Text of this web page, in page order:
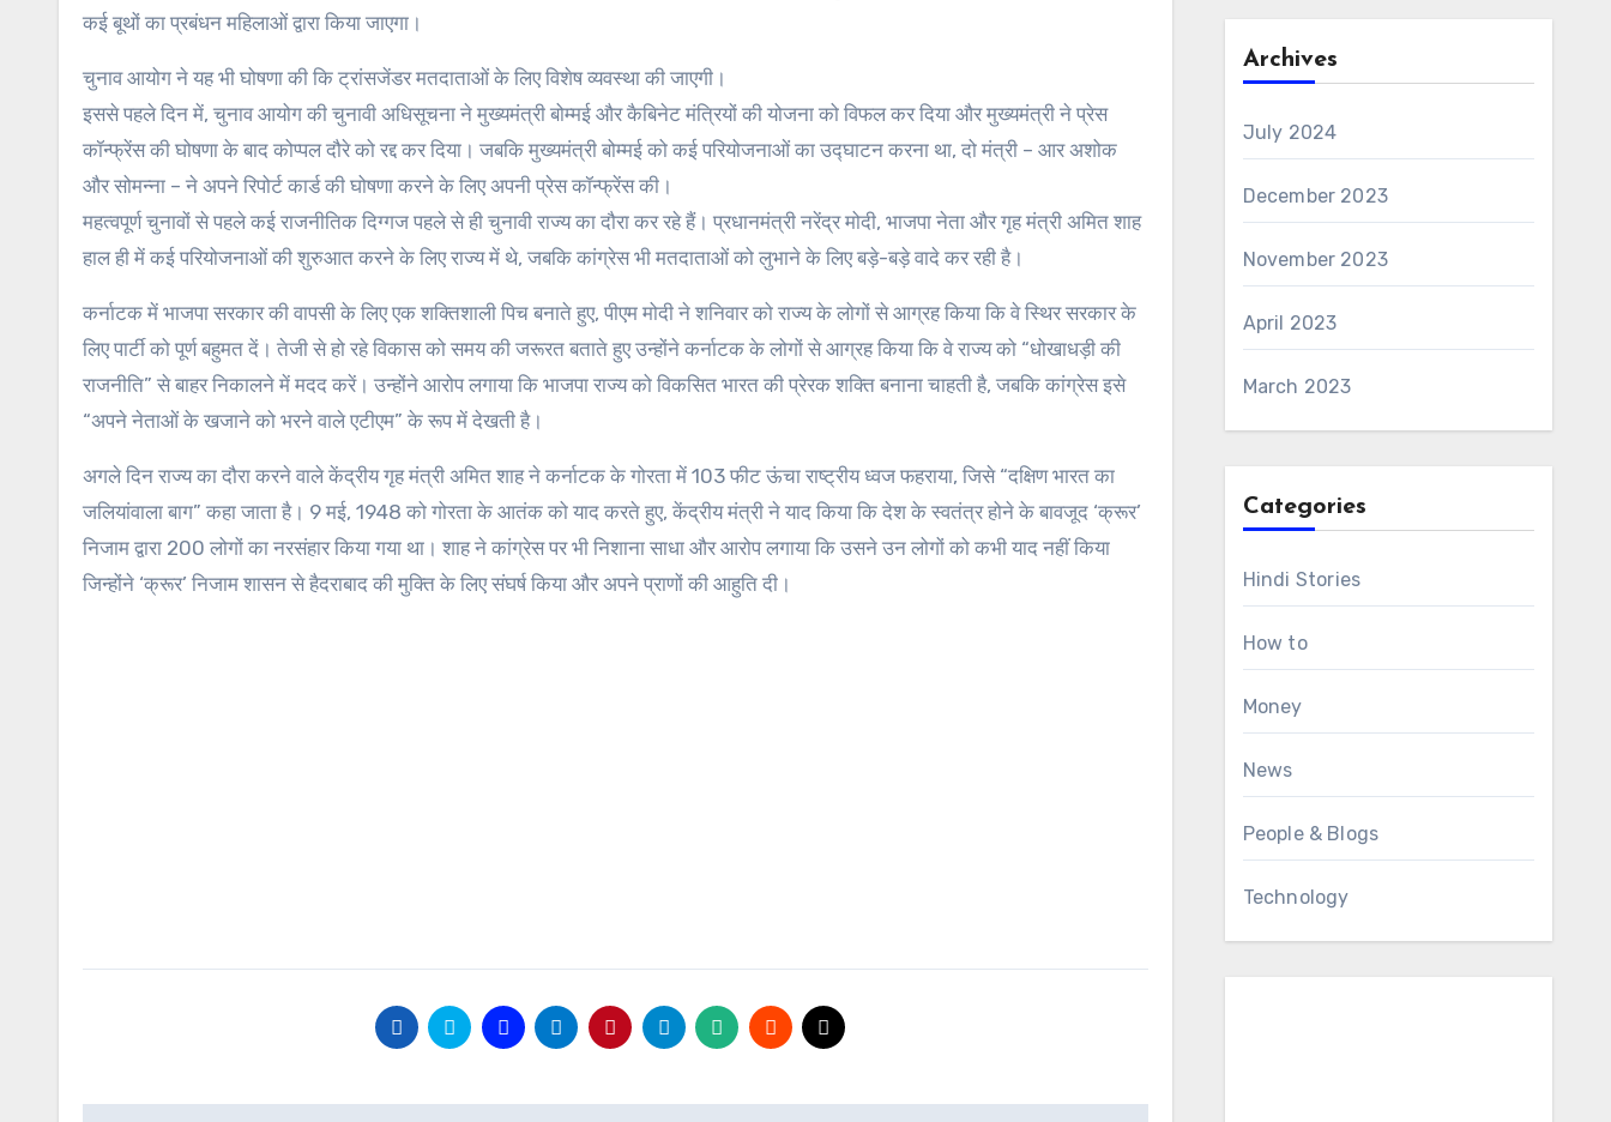
कई बूथों का प्रबंधन महिलाओं द्वारा किया जाएगा।
चुनाव आयोग ने यह भी घोषणा की कि ट्रांसजेंडर मतदाताओं के लिए विशेष व्यवस्था की जाएगी।
इससे पहले दिन में, चुनाव आयोग की चुनावी अधिसूचना ने मुख्यमंत्री बोम्मई और कैबिनेट मंत्रियों की योजना को विफल कर दिया और मुख्यमंत्री ने प्रेस
कॉन्फ्रेंस की घोषणा के बाद कोप्पल दौरे को रद्द कर दिया। जबकि मुख्यमंत्री बोम्मई को कई परियोजनाओं का उद्घाटन करना था, दो मंत्री – आर अशोक
और सोमन्ना – ने अपने रिपोर्ट कार्ड की घोषणा करने के लिए अपनी प्रेस कॉन्फ्रेंस की।
महत्वपूर्ण चुनावों से पहले कई राजनीतिक दिग्गज पहले से ही चुनावी राज्य का दौरा कर रहे हैं। प्रधानमंत्री नरेंद्र मोदी, भाजपा नेता और गृह मंत्री अमित शाह
हाल ही में कई परियोजनाओं की शुरुआत करने के लिए राज्य में थे, जबकि कांग्रेस भी मतदाताओं को लुभाने के लिए बड़े-बड़े वादे कर रही है।
कर्नाटक में भाजपा सरकार की वापसी के लिए एक शक्तिशाली पिच बनाते हुए, पीएम मोदी ने शनिवार को राज्य के लोगों से आग्रह किया कि वे स्थिर सरकार के
लिए पार्टी को पूर्ण बहुमत दें। तेजी से हो रहे विकास को समय की जरूरत बताते हुए उन्होंने कर्नाटक के लोगों से आग्रह किया कि वे राज्य को “धोखाधड़ी की
राजनीति” से बाहर निकालने में मदद करें। उन्होंने आरोप लगाया कि भाजपा राज्य को विकसित भारत की प्रेरक शक्ति बनाना चाहती है, जबकि कांग्रेस इसे
“अपने नेताओं के खजाने को भरने वाले एटीएम” के रूप में देखती है।
अगले दिन राज्य का दौरा करने वाले केंद्रीय गृह मंत्री अमित शाह ने कर्नाटक के गोरता में 103 फीट ऊंचा राष्ट्रीय ध्वज फहराया, जिसे “दक्षिण भारत का
जलियांवाला बाग” कहा जाता है। 9 मई, 1948 को गोरता के आतंक को याद करते हुए, केंद्रीय मंत्री ने याद किया कि देश के स्वतंत्र होने के बावजूद ‘क्रूर’
निजाम द्वारा 200 लोगों का नरसंहार किया गया था। शाह ने कांग्रेस पर भी निशाना साधा और आरोप लगाया कि उसने उन लोगों को कभी याद नहीं किया
जिन्होंने ‘क्रूर’ निजाम शासन से हैदराबाद की मुक्ति के लिए संघर्ष किया और अपने प्राणों की आहुति दी।
Archives
July 2024
December 2023
November 2023
April 2023
March 2023
Categories
Hindi Stories
How to
Money
News
People & Blogs
Technology